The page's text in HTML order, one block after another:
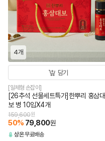
4개
담기
[일체형 손잡이]
[26추석 선물세트특가]한뿌리 홍삼대
보 병 10입X4개
159,600원
50% 79,800원
상온무료배송